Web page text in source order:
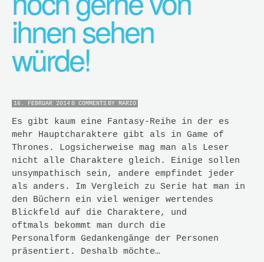
ihnen sehen
würde!
16. FEBRUAR 2014 0 COMMENTS BY MARIO
Es gibt kaum eine Fantasy-Reihe in der es
mehr Hauptcharaktere gibt als in Game of
Thrones. Logsicherweise mag man als Leser
nicht alle Charaktere gleich. Einige sollen
unsympathisch sein, andere empfindet jeder
als anders. Im Vergleich zu Serie hat man in
den Büchern ein viel weniger wertendes
Blickfeld auf die Charaktere, und
oftmals bekommt man durch die
Personalform Gedankengänge der Personen
präsentiert. Deshalb möchte…